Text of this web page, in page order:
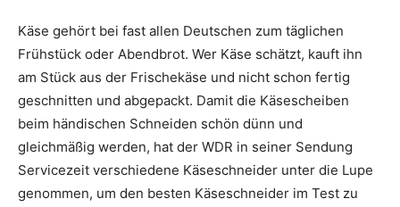
Käse gehört bei fast allen Deutschen zum täglichen
Frühstück oder Abendbrot. Wer Käse schätzt, kauft ihn
am Stück aus der Frischekäse und nicht schon fertig
geschnitten und abgepackt. Damit die Käsescheiben
beim händischen Schneiden schön dünn und
gleichmäßig werden, hat der WDR in seiner Sendung
Servicezeit verschiedene Käseschneider unter die Lupe
genommen, um den besten Käseschneider im Test zu